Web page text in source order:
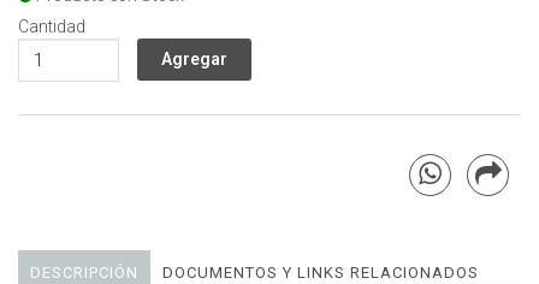
Cantidad
DESCRIPCIÓN DOCUMENTOS Y LINKS RELACIONADOS